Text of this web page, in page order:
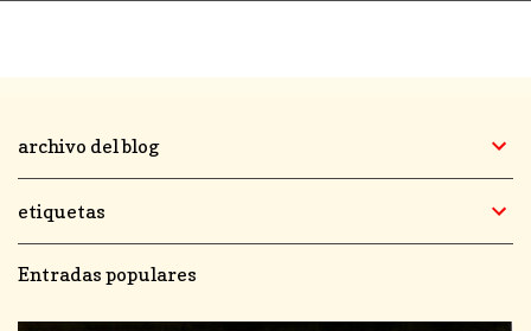
archivo del blog
etiquetas
Entradas populares